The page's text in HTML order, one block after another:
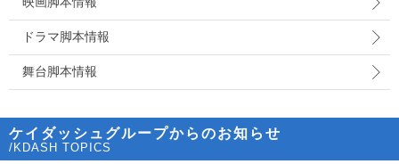
ドラマ脚本情報
舞台脚本情報
ケイダッシュグループからのお知らせ
/KDASH TOPICS